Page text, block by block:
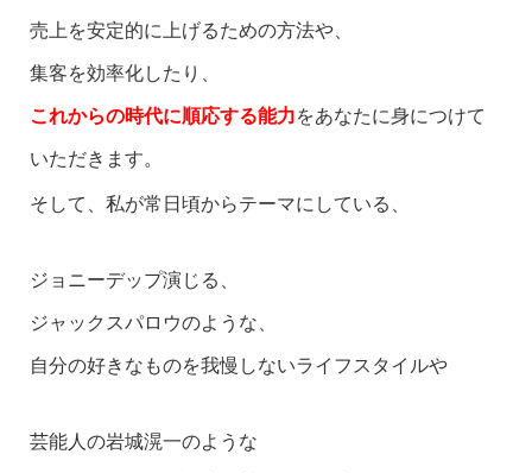
売上を安定的に上げるための方法や、
集客を効率化したり、
これからの時代に順応する能力をあなたに身につけて
いただきます。
そして、 私が常日頃からテーマにしている、
ジョニーデップ演じる、
ジャックスパロウのような、
自分の好きなものを我慢しないライフスタイルや
芸能人の岩城滉一のような